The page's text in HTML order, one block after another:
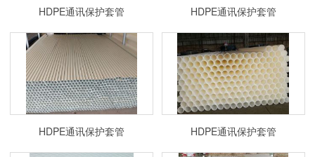
HDPE通讯保护套管 HDPE通讯保护套管
HDPE通讯保护套管 HDPE通讯保护套管